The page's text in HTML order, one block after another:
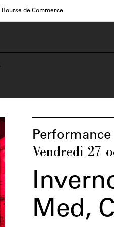
Bourse de Commerce
Performance
Vendredi 27
Med,